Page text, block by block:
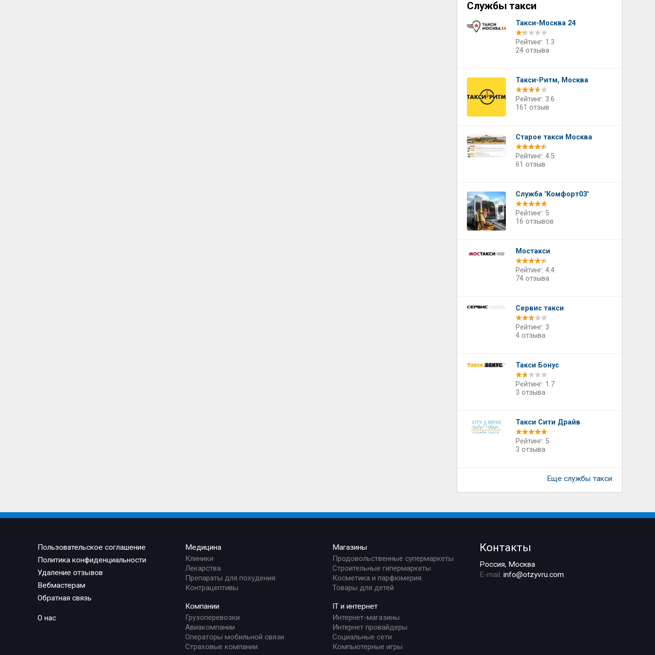
Службы такси
Такси-Москва 24
Рейтинг: 1.3
24 отзыва
Такси-Ритм, Москва
Рейтинг: 3.6
161 отзыв
Старое такси Москва
Рейтинг: 4.5
61 отзыв
Служба "Комфорт03"
Рейтинг: 5
16 отзывов
Мостакси
Рейтинг: 4.4
74 отзыва
Сервис такси
Рейтинг: 3
4 отзыва
Такси Бонус
Рейтинг: 1.7
3 отзыва
Такси Сити Драйв
Рейтинг: 5
3 отзыва
Еще службы такси
Пользовательское соглашение
Политика конфиденциальности
Удаление отзывов
Вебмастерам
Обратная связь
О нас
Медицина
Клиники
Лекарства
Препараты для похудения
Контрацептивы
Компании
Грузоперевозки
Авиакомпании
Операторы мобильной связи
Страховые компании
Магазины
Продовольственные супермаркеты
Строительные гипермаркеты
Косметика и парфюмерия
Товары для детей
IT и интернет
Интернет-магазины
Интернет провайдеры
Социальные сети
Компьютерные игры
Контакты
Россия, Москва
E-mail:info@otzyvru.com